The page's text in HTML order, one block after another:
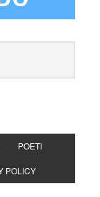
POETI
POLICY